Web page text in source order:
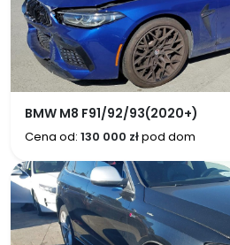
BMW M8 F91/92/93(2020+)
Cena od: 130 000 złpod dom